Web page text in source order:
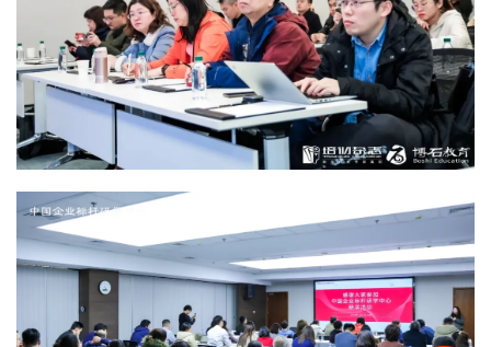
首
页
标
杆
企
业
大
全
考